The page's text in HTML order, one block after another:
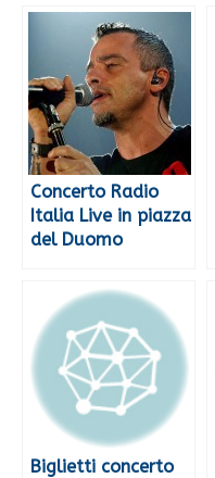
Concerto Radio
Italia Live in piazza
del Duomo
Biglietti concerto